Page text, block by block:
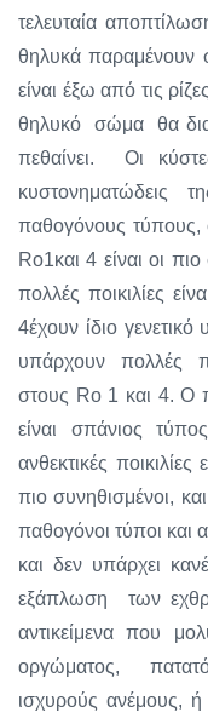
τελευταία
θηλυκά παραμένουν
είναι έξω από τις
θηλυκό σώμα θα
πεθαίνει. Οι
κυστονηματώδεις
παθογόνους τύπους,
Ro1και 4 είναι οι
πολλές ποικιλίες
4έχουν ίδιο
υπάρχουν πολλές
στους Ro 1 και 4. Ο
είναι σπάνιος
ανθεκτικές
πιο συνηθισμένοι,
παθογόνοι τύποι και
και δεν υπάρχει
εξάπλωση των
αντικείμενα που
οργώματος,
ισχυρούς ανέμους,